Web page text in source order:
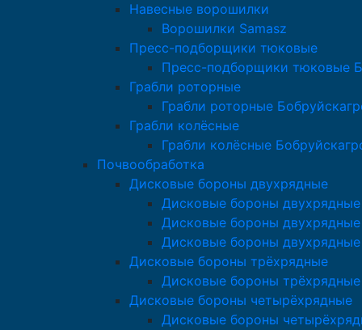
Навесные ворошилки
Ворошилки Samasz
Пресс-подборщики тюковые
Пресс-подборщики тюковые
Грабли роторные
Грабли роторные
Грабли колёсные
Грабли колёсные
Почвообработка
Дисковые бороны двухрядные
Дисковые бороны
Дисковые бороны
Дисковые бороны
Дисковые бороны трёхрядные
Дисковые бороны
Дисковые бороны четырёхрядные
Дисковые бороны